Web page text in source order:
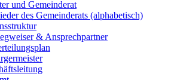
und Gemeinderat
des Gemeinderats (alphabetisch)
& Ansprechpartner